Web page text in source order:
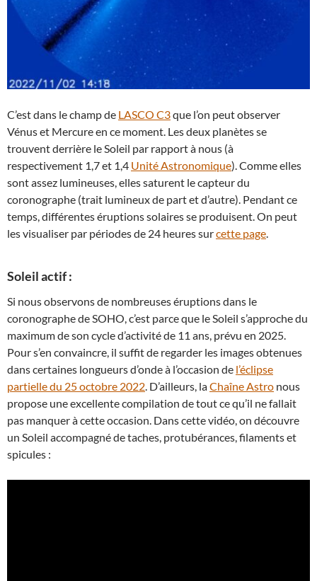
C’est dans le champ de LASCO C3que l’on peut observer
Vénus et Mercure en ce moment. Les deux planètes se
trouvent derrière le Soleil par rapport à nous (à
respectivement 1,7 et 1,4 Unité Astronomique). Comme elles
sont assez lumineuses, elles saturent le capteur du
coronographe (trait lumineux de part et d’autre). Pendant ce
temps, différentes éruptions solaires se produisent. On peut
les visualiser par périodes de 24 heures surcette page.
Soleil actif :
Si nous observons de nombreuses éruptions dans le
coronographe de SOHO, c’est parce que le Soleil s’approche du
maximum de son cycle d’activité de 11 ans, prévu en 2025.
Pour s’en convaincre, il suffit de regarder les images obtenues
dans certaines longueurs d’onde à l’occasion de l’éclipse
partielle du 25 octobre 2022. D’ailleurs, laChaîne Astro nous
propose une excellente compilation de tout ce qu’il ne fallait
pas manquer à cette occasion. Dans cette vidéo, on découvre
un Soleil accompagné de taches, protubérances, filaments et
spicules :